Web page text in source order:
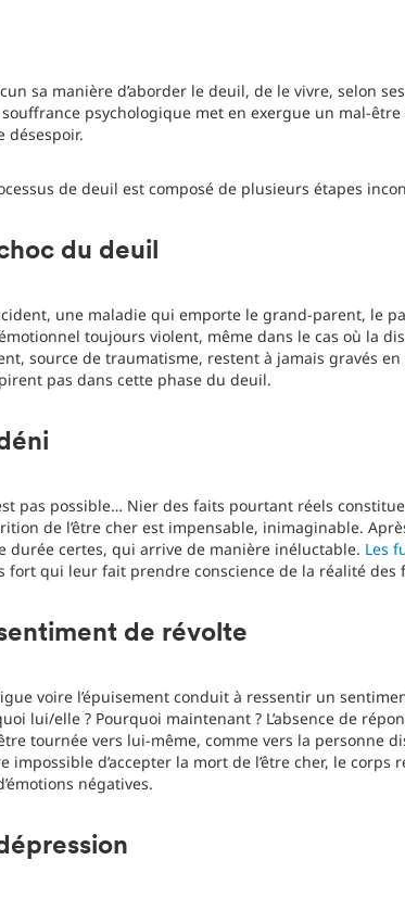
sa manière d’aborder le deuil, de le vivre, selon
souffrance psychologique met en exergue un mal-
désespoir.
de deuil est composé de plusieurs étapes
du deuil
une maladie qui emporte le grand-parent, le
toujours violent, même dans le cas où la
source de traumatisme, restent à jamais gravés
pas dans cette phase du deuil.
pas possible… Nier des faits pourtant réels
de l’être cher est impensable, inimaginable.
durée certes, qui arrive de manière inéluctable. Les
fort qui leur fait prendre conscience de la réalité des
de révolte
voire l’épuisement conduit à ressentir un
lui/elle ? Pourquoi maintenant ? L’absence de
tournée vers lui-même, comme vers la personne
impossible d’accepter la mort de l’être cher, le
négatives.